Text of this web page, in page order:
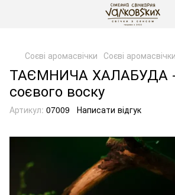
gtag('js', new Date()); gtag('config', 'G-
Соєві аромасвічки Соєві
ТАЄМНИЧА ХАЛАБУДА -
соєвого воску
Артикул: 07009 Написати відгук